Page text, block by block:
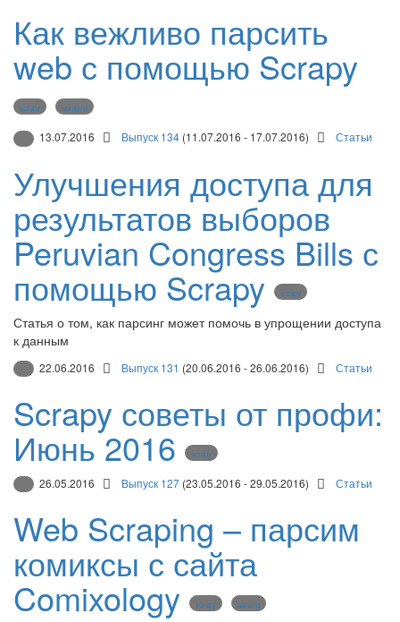
Как вежливо парсить
web с помощью Scrapy
scrapy scraping
13.07.2016 Выпуск 134 (11.07.2016 - 17.07.2016) Статьи
Улучшения доступа для
результатов выборов
Peruvian Congress Bills с
помощью Scrapy scrapy
Статья о том, как парсинг может помочь в упрощении доступа
к данным
22.06.2016 Выпуск 131 (20.06.2016 - 26.06.2016) Статьи
Scrapy советы от профи:
Июнь 2016 scrapy
26.05.2016 Выпуск 127 (23.05.2016 - 29.05.2016) Статьи
Web Scraping – парсим
комиксы с сайта
Comixology scrapy parsing